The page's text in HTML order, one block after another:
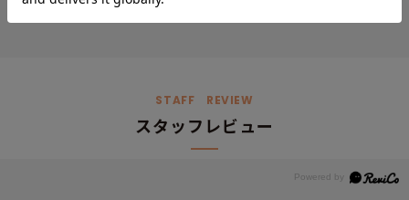
STAFF REVIEW
スタッフレビュー